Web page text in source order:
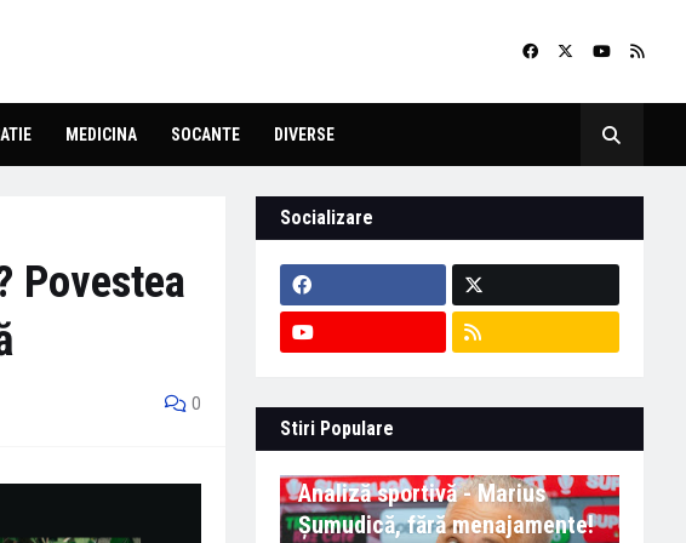
MEDICINA SOCANTE DIVERSE
Povestea
0
Socializare
Stiri Populare
Analiză sportivă - Marius
Șumudică, fără menajamente!